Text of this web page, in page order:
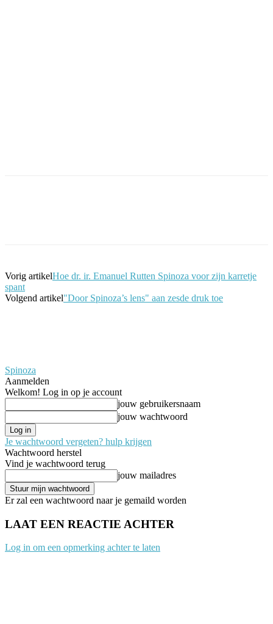
Vorig artikelHoe dr. ir. Emanuel Rutten Spinoza voor zijn karretje
spant
Volgend artikel"Door Spinoza’s lens" aan zesde druk toe
Spinoza
Aanmelden
Welkom! Log in op je account
jouw gebruikersnaam
jouw wachtwoord
Je wachtwoord vergeten? hulp krijgen
Wachtwoord herstel
Vind je wachtwoord terug
jouw mailadres
Er zal een wachtwoord naar je gemaild worden
LAAT EEN REACTIE ACHTER
Log in om een opmerking achter te laten